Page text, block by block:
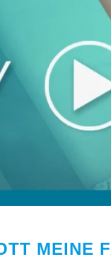
MEINE